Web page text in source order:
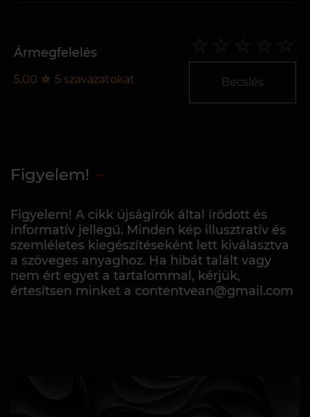
Ármegfelelés
5,00 ☆ 5 szavazatokat Becslés
Figyelem!
Figyelem! A cikk újságírók által íródott és
informatív jellegű. Minden kép illusztratív és
szemléletes kiegészítéseként lett kiválasztva
a szöveges anyaghoz. Ha hibát talált vagy
nem ért egyet a tartalommal, kérjük,
értesítsen minket a contentvean@gmail.com